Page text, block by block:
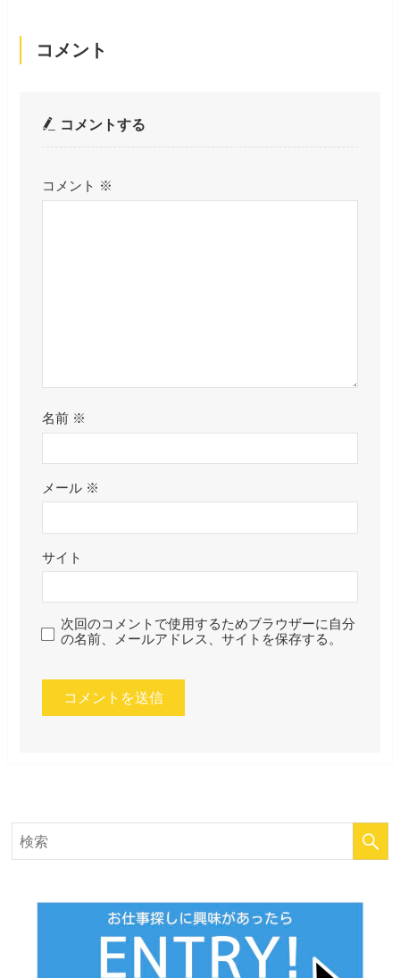
コメント
コメントする
コメント ※
名前 ※
メール ※
サイト
次回のコメントで使用するためブラウザーに自分
の名前、メールアドレス、サイトを保存する。